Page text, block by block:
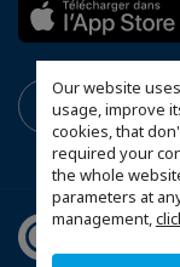
Our website
usage, improve
cookies, that
required your
the whole
parameters at
management,